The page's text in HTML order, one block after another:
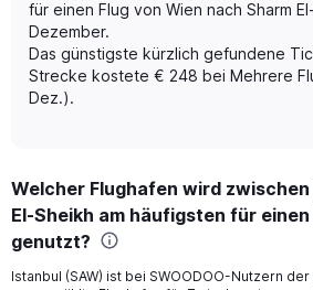
axis
displaying
values.
Range:
0
für einen Flug von Wien nach Sharm
Dezember.
Das günstigste kürzlich gefundene
Strecke kostete € 248 bei Mehrere
Dez.).
Welcher Flughafen wird
El-Sheikh am häufigsten für
genutzt?
Istanbul (SAW) ist bei SWOODOO-Nutzern